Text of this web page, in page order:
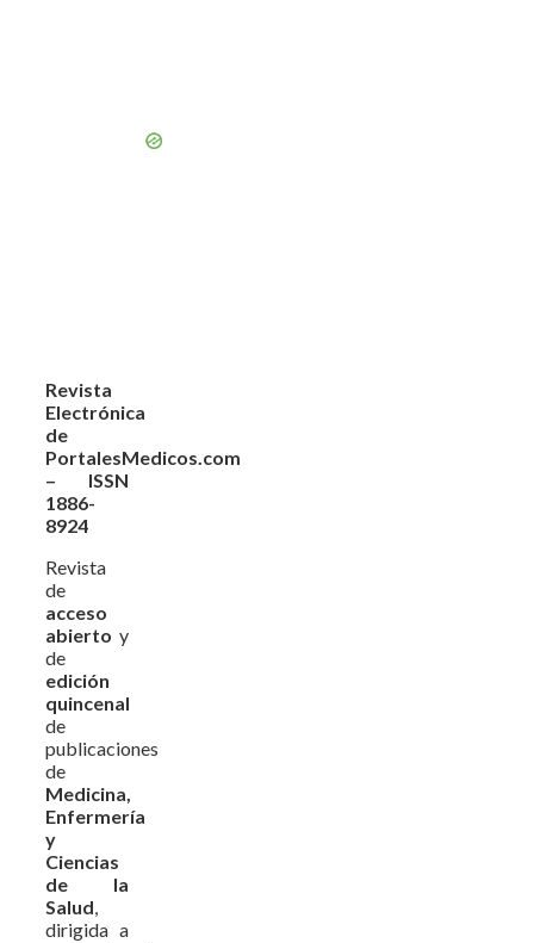
Revista
Electrónica
de
PortalesMedicos.com
– ISSN
1886-
8924
Revista
de
acceso
abierto y
de
edición
quincenal
de
publicaciones
de
Medicina,
Enfermería
y
Ciencias
de la
Salud,
dirigida a